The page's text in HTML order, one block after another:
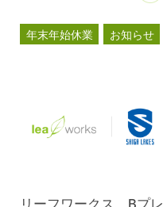
年末年始休業 お知らせ
リーフワークス、Bプレ